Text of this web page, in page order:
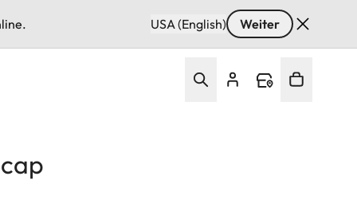
USA (English) Weiter